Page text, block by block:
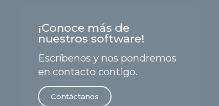
¡Conoce más de
nuestros software!
Escríbenos y nos pondremos
en contacto contigo.
Contáctanos